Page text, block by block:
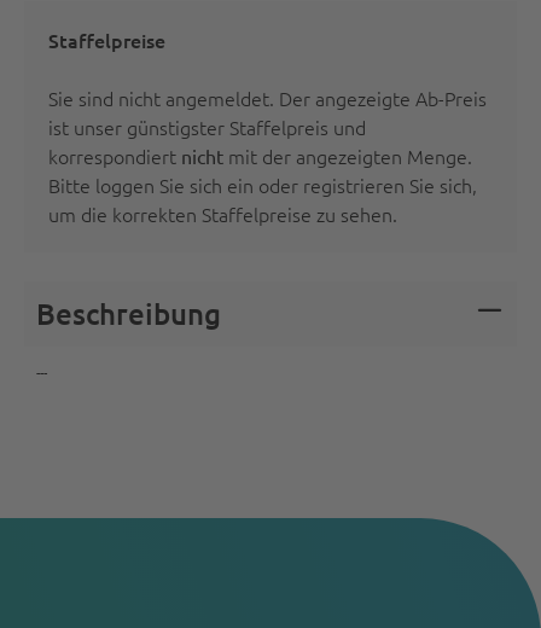
Staffelpreise
Sie sind nicht angemeldet. Der angezeigte Ab-Preis
ist unser günstigster Staffelpreis und
korrespondiert nicht mit der angezeigten Menge.
Bitte loggen Sie sich ein oder registrieren Sie sich,
um die korrekten Staffelpreise zu sehen.
Beschreibung
---